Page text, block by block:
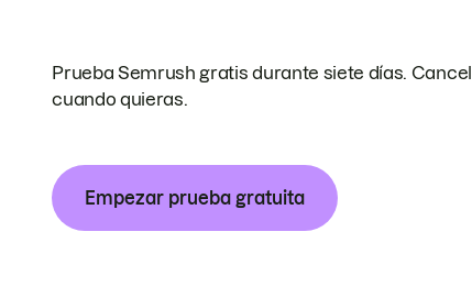
Prueba Semrush gratis durante siete días.
cuando quieras.
Empezar prueba gratuita